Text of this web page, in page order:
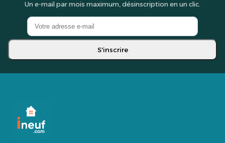
Un e-mail par mois maximum, désinscription en un clic.
S'inscrire